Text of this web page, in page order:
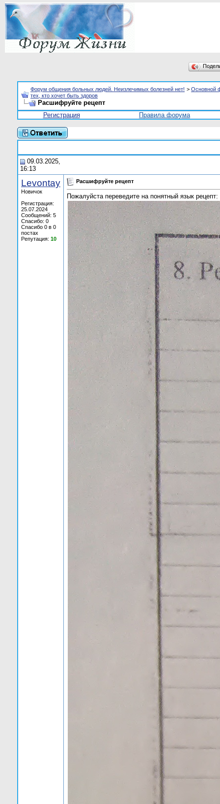
Форум общения больных людей. Неизлечимых болезней нет! > Основной
тех, кто хочет быть здоров
Расшифруйте рецепт
Регистрация
Правила форума
09.03.2025,
16:13
Levontay
Новичок
Регистрация:
25.07.2024
Сообщений: 5
Спасибо: 0
Спасибо 0 в 0
постах
Репутация: 10
Расшифруйте рецепт
Пожалуйста переведите на понятный язык рецепт: